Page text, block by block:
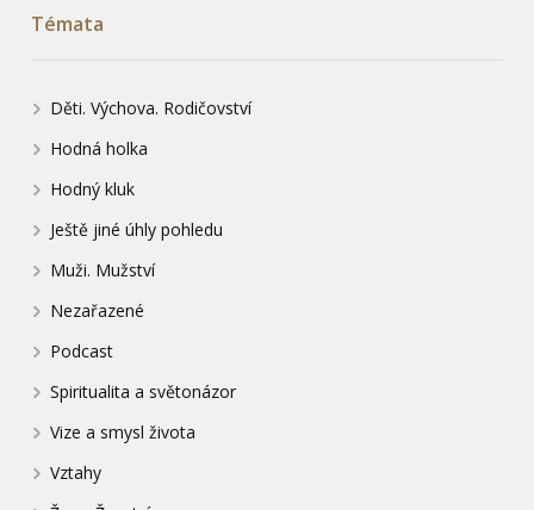
Témata
Děti. Výchova. Rodičovství
Hodná holka
Hodný kluk
Ještě jiné úhly pohledu
Muži. Mužství
Nezařazené
Podcast
Spiritualita a světonázor
Vize a smysl života
Vztahy